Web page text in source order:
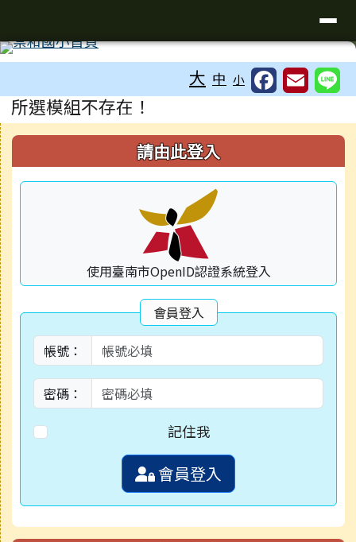
大 中 小
主內容區域
所選模組不存在！
右邊區域內容 請由此登入
使用臺南市OpenID認證系統登入
會員登入
帳號：
密碼：
記住我
會員登入
頁尾區域